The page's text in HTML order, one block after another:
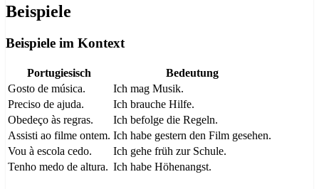
Beispiele
Beispiele im Kontext
Portugiesisch
Bedeutung
Gosto de música.
Ich mag Musik.
Preciso de ajuda.
Ich brauche Hilfe.
Obedeço às regras.
Ich befolge die Regeln.
Assisti ao filme ontem. Ich habe gestern den Film gesehen.
Vou à escola cedo.
Ich gehe früh zur Schule.
Tenho medo de altura. Ich habe Höhenangst.